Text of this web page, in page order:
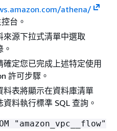
athena/
台。
源下拉式清單中選取
。
定您已完成上述特定使用
許可步驟。
表將顯示在資料庫清單
料執行標準 SQL 查詢。
"amazon_vpc__flow"